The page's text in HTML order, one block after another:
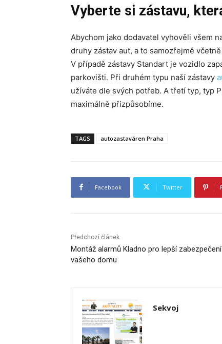
Vyberte si zástavu,
Abychom jako dodavatel vyhověli všem
druhy zástav aut, a to samozřejmě
V případě zástavy Standart je vozidlo
parkovišti. Při druhém typu naší zástavy
užíváte dle svých potřeb. A třetí typ, typ
maximálně přizpůsobíme.
TAGS autozastaváren Praha
Facebook Twitter
Předchozí článek
Montáž alarmů Kladno pro lepší zabezpečení
vašeho domu
Sekvoj